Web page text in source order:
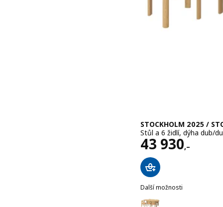
STOCKHOLM 2025 /
Stůl a 6 židlí, dýha dub/
43 930,–
Cena 43930,–
Další možnosti
Možnost: STOCKHOLM